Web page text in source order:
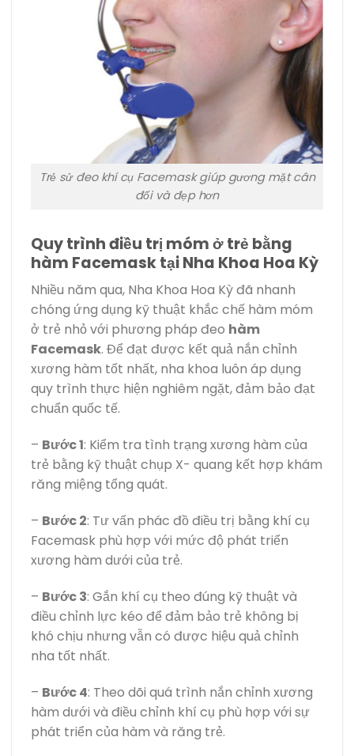
Trẻ sử đeo khí cụ Facemask giúp gương mặt cân
đối và đẹp hơn
Quy trình điều trị móm ở trẻ bằng
hàm Facemask tại Nha Khoa Hoa Kỳ
Nhiều năm qua, Nha Khoa Hoa Kỳ đã nhanh
chóng ứng dụng kỹ thuật khắc chế hàm móm
ở trẻ nhỏ với phương pháp đeo hàm
Facemask. Để đạt được kết quả nắn chỉnh
xương hàm tốt nhất, nha khoa luôn áp dụng
quy trình thực hiện nghiêm ngặt, đảm bảo đạt
chuẩn quốc tế.
– Bước 1: Kiểm tra tình trạng xương hàm của
trẻ bằng kỹ thuật chụp X- quang kết hợp khám
răng miệng tổng quát.
– Bước 2: Tư vấn phác đồ điều trị bằng khí cụ
Facemask phù hợp với mức độ phát triển
xương hàm dưới của trẻ.
– Bước 3: Gắn khí cụ theo đúng kỹ thuật và
điều chỉnh lực kéo để đảm bảo trẻ không bị
khó chịu nhưng vẫn có được hiệu quả chỉnh
nha tốt nhất.
– Bước 4: Theo dõi quá trình nắn chỉnh xương
hàm dưới và điều chỉnh khí cụ phù hợp với sự
phát triển của hàm và răng trẻ.